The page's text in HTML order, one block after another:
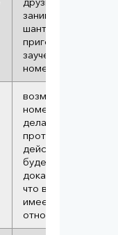
занимались
шантажом. Тут
пригодятся
заученные
номера близких
возможно с
номера будут
делать
противоправные
действия, у вас
будет
доказательство
что вы к ним не
имеете
отношения